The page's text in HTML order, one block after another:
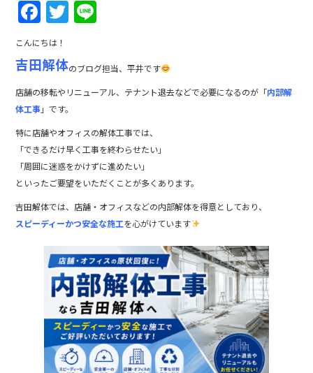
F
a
c
e
b
o
o
k
T
w
itt
er
e
こんにちは！
吉田解体のブログ担当、平井です
店舗の移転やリニューアル、テナント退去などで必要になるのが「内部解
体工事」です。
特に店舗やオフィスの解体工事では、
「できるだけ早く工事を終わらせたい」
「周囲に迷惑をかけずに進めたい」
といったご要望をいただくことが多くあります。
吉田解体では、店舗・オフィスなどの内部解体を得意としており、
スピーディーかつ安全な施工を心がけています